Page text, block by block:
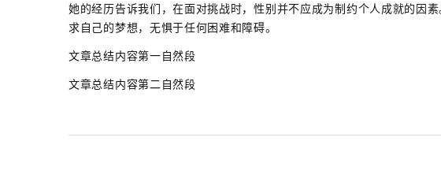
她的经历告诉我们，在面对挑战时，性别并不应成为制约个人成就的因
求自己的梦想，无惧于任何困难和障碍。
文章总结内容第一自然段
文章总结内容第二自然段